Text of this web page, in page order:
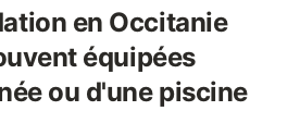
en Occitanie
équipées
ou d'une piscine